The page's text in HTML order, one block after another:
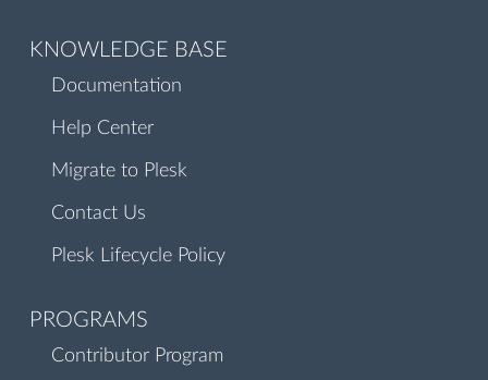
KNOWLEDGE BASE
Documentation
Help Center
Migrate to Plesk
Contact Us
Plesk Lifecycle Policy
PROGRAMS
Contributor Program